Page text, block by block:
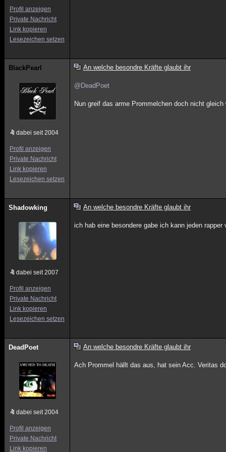
Profil anzeigen
Private Nachricht
Link kopieren
Lesezeichen setzen
BlackPearl
dabei seit 2004
Profil anzeigen
Private Nachricht
Link kopieren
Lesezeichen setzen
An welche besondre Kräfte glaubt ihr
@DeadPoet
Nun greif das arme Prommelchen doch nicht gleich
Shadowking
dabei seit 2007
Profil anzeigen
Private Nachricht
Link kopieren
Lesezeichen setzen
An welche besondre Kräfte glaubt ihr
ich hab eine besondere gabe ich kann jeden
DeadPoet
dabei seit 2004
Profil anzeigen
Private Nachricht
Link kopieren
An welche besondre Kräfte glaubt ihr
Ach Prommel hällt das aus, hat sein Acc. Veritas